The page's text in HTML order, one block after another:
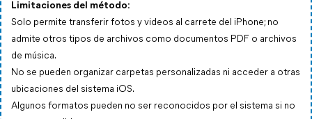
Limitaciones del método:
Solo permite transferir fotos y videos al carrete del iPhone; no
admite otros tipos de archivos como documentos PDF o archivos
de música.
No se pueden organizar carpetas personalizadas ni acceder a otras
ubicaciones del sistema iOS.
Algunos formatos pueden no ser reconocidos por el sistema si no